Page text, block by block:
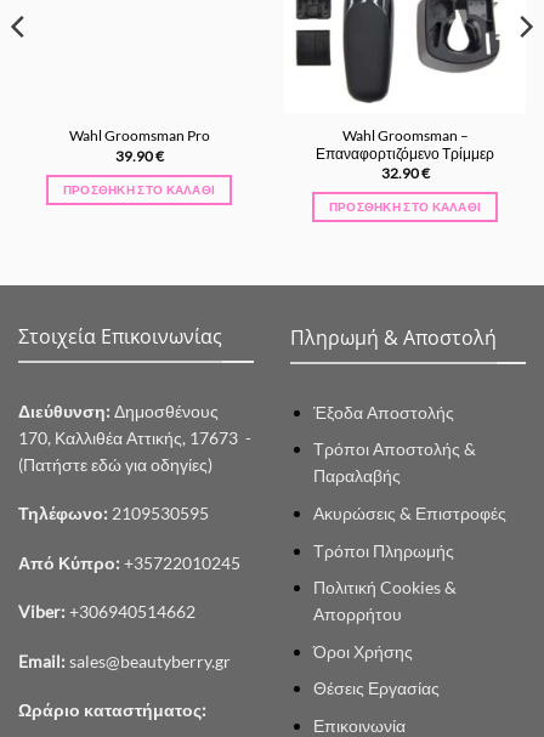
Wahl Groomsman Pro
39.90€
ΠΡΟΣΘΉΚΗ ΣΤΟ ΚΑΛΆΘΙ
Wahl Groomsman –
Επαναφορτιζόμενο Τρίμμερ
32.90€
ΠΡΟΣΘΉΚΗ ΣΤΟ ΚΑΛΆΘΙ
Στοιχεία Επικοινωνίας
Διεύθυνση: Δημοσθένους
170, Καλλιθέα Αττικής, 17673 -
(Πατήστε εδώ για οδηγίες)
Τηλέφωνο: 2109530595
Από Κύπρο: +35722010245
Viber: +306940514662
Email: sales@beautyberry.gr
Ωράριο καταστήματος:
Πληρωμή & Αποστολή
Έξοδα Αποστολής
Τρόποι Αποστολής &
Παραλαβής
Ακυρώσεις & Επιστροφές
Τρόποι Πληρωμής
Πολιτική Cookies &
Απορρήτου
Όροι Χρήσης
Θέσεις Εργασίας
Επικοινωνία